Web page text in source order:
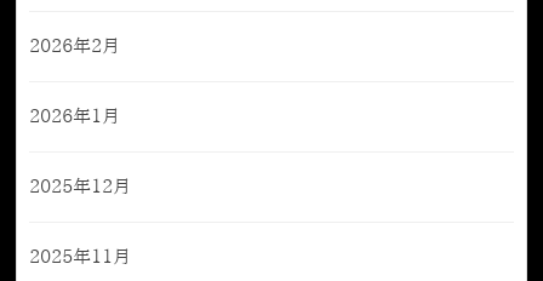
2026年2月
2026年1月
2025年12月
2025年11月